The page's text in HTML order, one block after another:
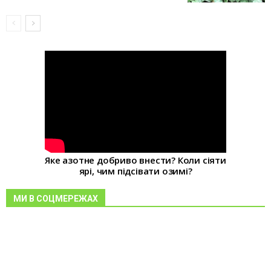
Яке азотне добриво внести? Коли сіяти
ярі, чим підсівати озимі?
МИ В СОЦМЕРЕЖАХ